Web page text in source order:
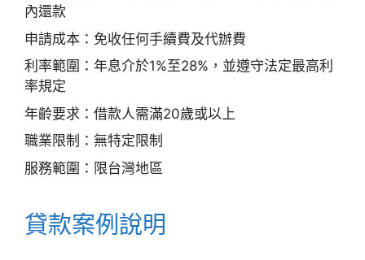
內還款
申請成本：免收任何手續費及代辦費
利率範圍：年息介於1%至28%，並遵守法定最高利
率規定
年齡要求：借款人需滿20歲或以上
職業限制：無特定限制
服務範圍：限台灣地區
貸款案例說明